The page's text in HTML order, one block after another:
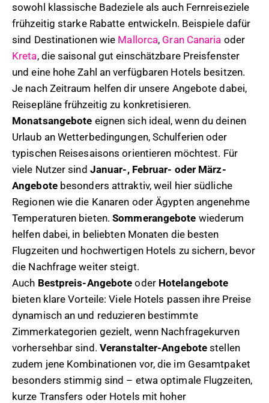
sowohl klassische Badeziele als auch Fernreiseziele
frühzeitig starke Rabatte entwickeln. Beispiele dafür
sind Destinationen wie Mallorca, Gran Canaria oder
Kreta, die saisonal gut einschätzbare Preisfenster
und eine hohe Zahl an verfügbaren Hotels besitzen.
Je nach Zeitraum helfen dir unsere Angebote dabei,
Reisepläne frühzeitig zu konkretisieren.
Monatsangebote eignen sich ideal, wenn du deinen
Urlaub an Wetterbedingungen, Schulferien oder
typischen Reisesaisons orientieren möchtest. Für
viele Nutzer sind Januar-, Februar- oder März-
Angebotebesonders attraktiv, weil hier südliche
Regionen wie die Kanaren oder Ägypten angenehme
Temperaturen bieten.Sommerangebote wiederum
helfen dabei, in beliebten Monaten die besten
Flugzeiten und hochwertigen Hotels zu sichern, bevor
die Nachfrage weiter steigt.
Auch Bestpreis-Angebote oder Hotelangebote
bieten klare Vorteile: Viele Hotels passen ihre Preise
dynamisch an und reduzieren bestimmte
Zimmerkategorien gezielt, wenn Nachfragekurven
vorhersehbar sind. Veranstalter-Angebote stellen
zudem jene Kombinationen vor, die im Gesamtpaket
besonders stimmig sind – etwa optimale Flugzeiten,
kurze Transfers oder Hotels mit hoher